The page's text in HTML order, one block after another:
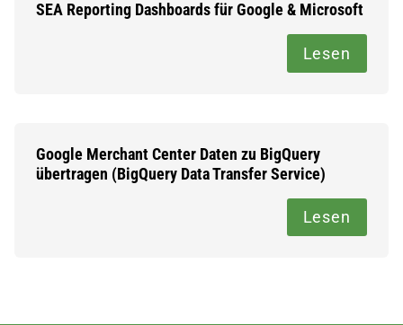
SEA Reporting Dashboards für Google & Microsoft
Lesen
Google Merchant Center Daten zu BigQuery
übertragen (BigQuery Data Transfer Service)
Lesen